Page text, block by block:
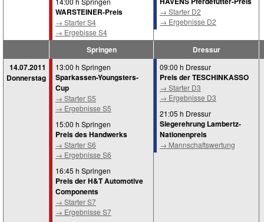
WARSTEINER-Preis
→ Starter S4
→ Ergebisse S4
→ Starter D2
→ Ergebnisse D2
Springen
Dressur
14.07.2011
Donnerstag
13:00 h Springen
Sparkassen-Youngsters-
Cup
→ Starter S5
→ Ergebnisse S5
15:00 h Springen
Preis des Handwerks
→ Starter S6
→ Ergebnisse S6
16:45 h Springen
Preis der H&T Automotive
Components
→ Starter S7
→ Ergebnisse S7
09:00 h Dressur
Preis derTESCHINKASSO
→ Starter D3
→ Ergebnisse D3
21:05 h Dressur
Siegerehrung Lambertz-
Nationenpreis
→ Mannschaftswertung